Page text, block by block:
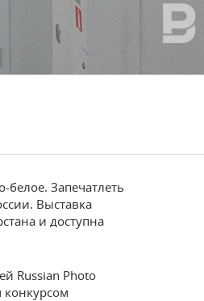
белое. Запечатлеть
Выставка
и доступна
Russian Photo
конкурсом